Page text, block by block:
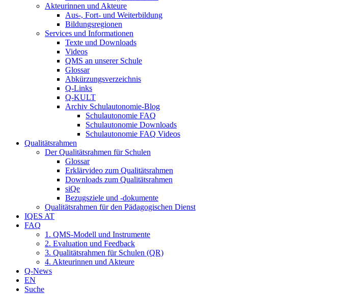
Akteurinnen und Akteure
Aus-, Fort- und Weiterbildung
Bildungsregionen
Services und Informationen
Texte und Downloads
Videos
QMS an unserer Schule
Glossar
Abkürzungsverzeichnis
Q-Links
Q-KULT
Archiv Schulautonomie-Blog
Schulautonomie FAQ
Schulautonomie Downloads
Schulautonomie FAQ Videos
Qualitätsrahmen
Der Qualitätsrahmen für Schulen
Glossar
Erklärvideo zum Qualitätsrahmen
Downloads zum Qualitätsrahmen
siQe
Bezugsziele und -dokumente
Qualitätsrahmen für den Pädagogischen Dienst
IQES AT
FAQ
1. QMS-Modell und Instrumente
2. Evaluation und Feedback
3. Qualitätsrahmen für Schulen (QR)
4. Akteurinnen und Akteure
Q-News
EN
Suche